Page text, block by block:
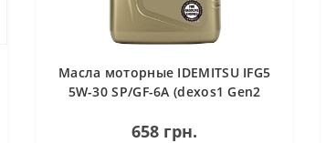
Масла моторные IDEMITSU IFG5
5W-30 SP/GF-6A (dexos1 Gen2
658 грн.